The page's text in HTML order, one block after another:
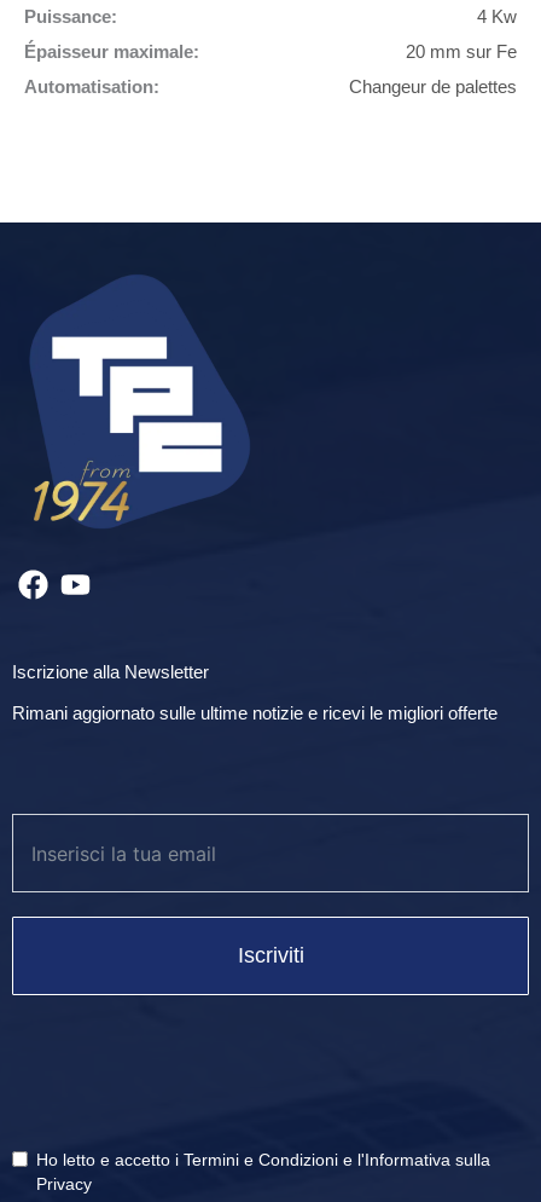
Puissance:
4 Kw
Épaisseur maximale:
20 mm sur Fe
Automatisation:
Changeur de palettes
Iscrizione alla Newsletter
Rimani aggiornato sulle ultime notizie e ricevi le migliori offerte
Iscriviti
Ho letto e accetto i Termini e Condizioni e l'Informativa sulla
Privacy